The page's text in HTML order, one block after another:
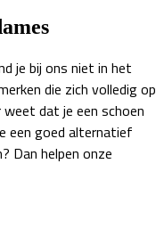
je bij ons niet in het
die zich volledig op
dat je een schoen
een goed alternatief
Dan helpen onze